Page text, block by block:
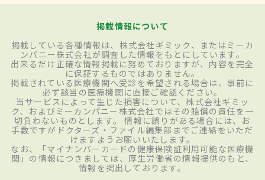
掲載情報について
掲載している各種情報は、株式会社ギミック、またはミーカ
ンパニー株式会社が調査した情報をもとにしています。
出来るだけ正確な情報掲載に努めておりますが、内容を完全
に保証するものではありません。
掲載されている医療機関へ受診を希望される場合は、事前に
必ず該当の医療機関に直接ご確認ください。
当サービスによって生じた損害について、株式会社ギミッ
ク、およびミーカンパニー株式会社ではその賠償の責任を一
切負わないものとします。 情報に誤りがある場合には、お
手数ですがドクターズ・ファイル編集部までご連絡をいただ
けますようお願いいたします。
なお、「マイナンバーカードの健康保険証利用可能な医療機
関」の情報につきましては、厚生労働省の情報提供のもと、
情報を掲出しております。